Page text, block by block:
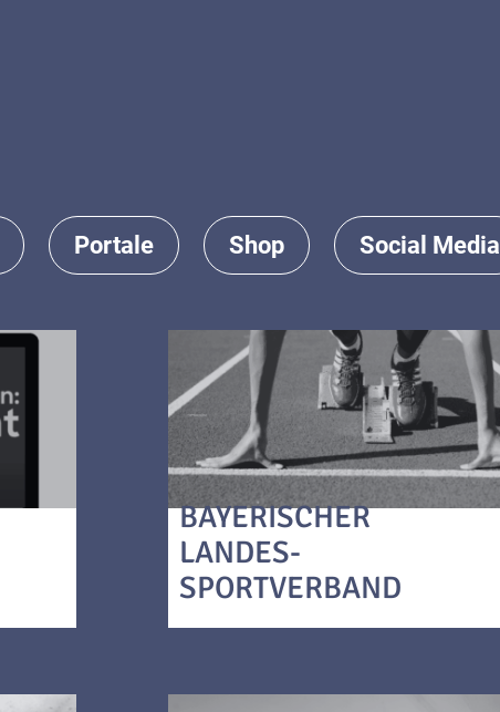
Portale Shop Social Media
BAYERISCHER
LANDES-
SPORTVERBAND